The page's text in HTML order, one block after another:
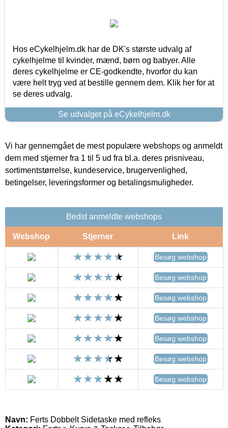
Hos eCykelhjelm.dk har de DK's største udvalg af
cykelhjelme til kvinder, mænd, børn og babyer. Alle
deres cykelhjelme er CE-godkendte, hvorfor du kan
være helt tryg ved at bestille gennem dem. Klik her for at
se deres udvalg.
Se udvalget på eCykelhjelm.dk
Vi har gennemgået de mest populære webshops og anmeldt
dem med stjerner fra 1 til 5 ud fra bl.a. deres prisniveau,
sortimentstørrelse, kundeservice, brugervenlighed,
betingelser, leveringsformer og betalingsmuligheder.
Bedst anmeldte webshops
Webshop Stjerner Link
Besøg webshop
Besøg webshop
Besøg webshop
Besøg webshop
Besøg webshop
Besøg webshop
Besøg webshop
Navn: Ferts Dobbelt Sidetaske med refleks